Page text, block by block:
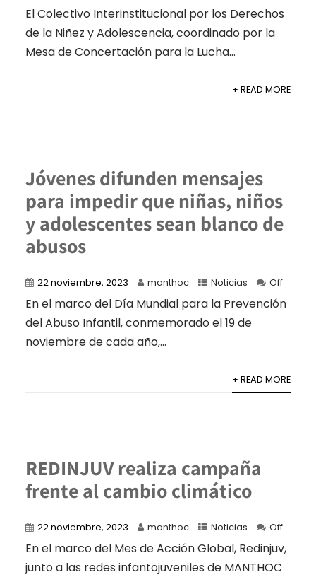
El Colectivo Interinstitucional por los Derechos
de la Niñez y Adolescencia, coordinado por la
Mesa de Concertación para la Lucha...
+ READ MORE
Jóvenes difunden mensajes
para impedir que niñas, niños
y adolescentes sean blanco de
abusos
22 noviembre, 2023 manthoc Noticias Off
En el marco del Día Mundial para la Prevención
del Abuso Infantil, conmemorado el 19 de
noviembre de cada año,...
+ READ MORE
REDINJUV realiza campaña
frente al cambio climático
22 noviembre, 2023 manthoc Noticias Off
En el marco del Mes de Acción Global, Redinjuv,
junto a las redes infantojuveniles de MANTHOC